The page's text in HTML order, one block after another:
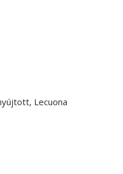
Lecuona